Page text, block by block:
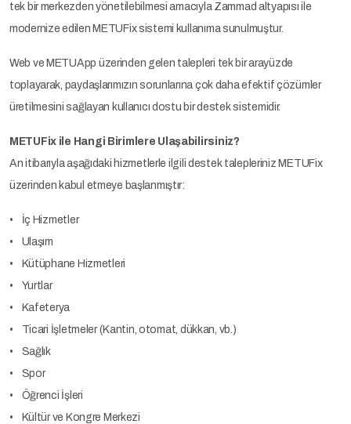
tek bir merkezden yönetilebilmesi amacıyla Zammad altyapısı ile
modernize edilen METUFix sistemi kullanıma sunulmuştur.
Web ve METUApp üzerinden gelen talepleri tek bir arayüzde
toplayarak, paydaşlarımızın sorunlarına çok daha efektif çözümler
üretilmesini sağlayan kullanıcı dostu bir destek sistemidir.
METUFix ile Hangi Birimlere Ulaşabilirsiniz?
An itibarıyla aşağıdaki hizmetlerle ilgili destek talepleriniz METUFix
üzerinden kabul etmeye başlanmıştır:
• İç Hizmetler
• Ulaşım
• Kütüphane Hizmetleri
• Yurtlar
• Kafeterya
• Ticari İşletmeler (Kantin, otomat, dükkan, vb.)
• Sağlık
• Spor
• Öğrenci İşleri
• Kültür ve Kongre Merkezi